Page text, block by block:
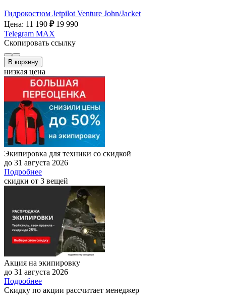
Гидрокостюм Jetpilot Venture John/Jacket
Цена: 11 190 ₽ 19 990
Telegram MAX
Скопировать ссылку
В корзину
низкая цена
Экипировка для техники со скидкой
до 31 августа 2026
Подробнее
скидки от 3 вещей
Акция на экипировку
до 31 августа 2026
Подробнее
Скидку по акции рассчитает менеджер